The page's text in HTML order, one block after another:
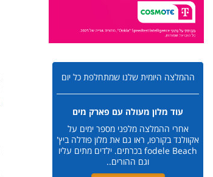
ההמלצה היומית שלנו שמתחלפת כל יום
עוד מלון מעולה עם פארק מים
אחרי ההמלצה מלפני מספר ימים על
אקוולנד בקורפו, ראו גם את מלון פודלה ביץ'
fodele Beach בכרתים. ילדים מתים עליו
וגם ההורים..